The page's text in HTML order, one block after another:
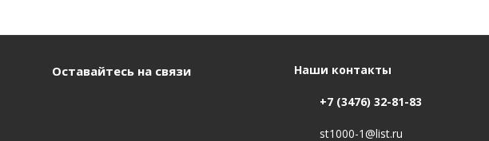
Оставайтесь на связи Наши контакты
+7 (3476) 32-81-83
st1000-1@list.ru